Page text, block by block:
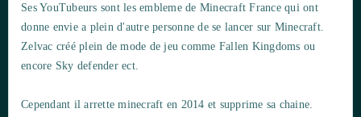
Ses YouTubeurs sont les embleme de Minecraft France qui ont
donne envie a plein d'autre personne de se lancer sur Minecraft.
Zelvac créé plein de mode de jeu comme Fallen Kingdoms ou
encore Sky defender ect.
Cependant il arrette minecraft en 2014 et supprime sa chaine.